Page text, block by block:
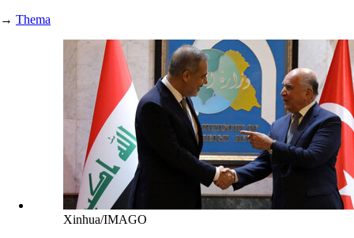
→ Thema
Xinhua/IMAGO